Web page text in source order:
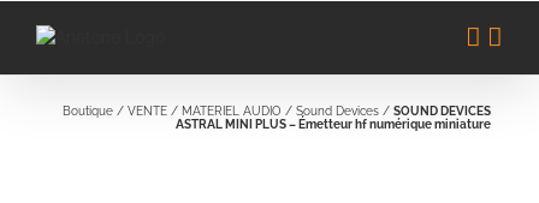
Boutique / VENTE / MATERIEL AUDIO / Sound Devices / SOUND DEVICES
ASTRAL MINI PLUS – Émetteur hf numérique miniature